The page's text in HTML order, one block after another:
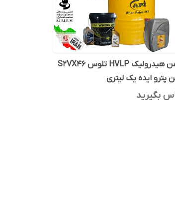
روغن هیدرولیک HVLP تلوس S2VX46
پترو ایده یک لیتری
بگیرید